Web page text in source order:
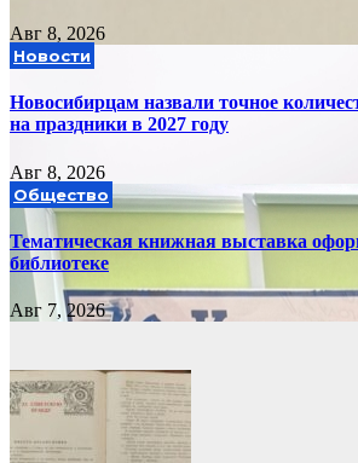
Авг 8, 2026
Новости
Новосибирцам назвали точное
на праздники в 2027 году
Авг 8, 2026
Общество
Тематическая книжная выставка
библиотеке
Авг 7, 2026